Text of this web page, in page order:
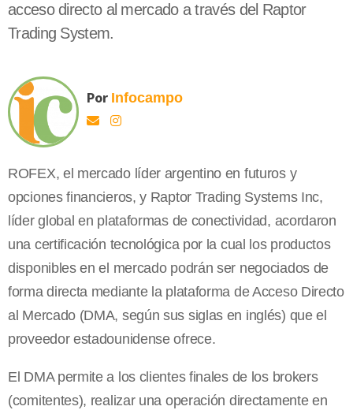
acceso directo al mercado a través del Raptor
Trading System.
Por Infocampo
ROFEX, el mercado líder argentino en futuros y
opciones financieros, y Raptor Trading Systems Inc,
líder global en plataformas de conectividad, acordaron
una certificación tecnológica por la cual los productos
disponibles en el mercado podrán ser negociados de
forma directa mediante la plataforma de Acceso Directo
al Mercado (DMA, según sus siglas en inglés) que el
proveedor estadounidense ofrece.
El DMA permite a los clientes finales de los brokers
(comitentes), realizar una operación directamente en